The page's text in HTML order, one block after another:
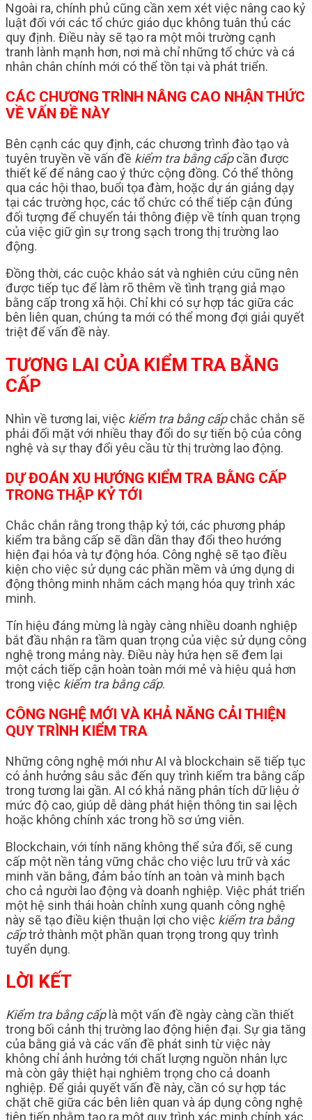
Ngoài ra, chính phủ cũng cần xem xét việc nâng cao kỷ
luật đối với các tổ chức giáo dục không tuân thủ các
quy định. Điều này sẽ tạo ra một môi trường cạnh
tranh lành mạnh hơn, nơi mà chỉ những tổ chức và cá
nhân chân chính mới có thể tồn tại và phát triển.
CÁC CHƯƠNG TRÌNH NÂNG CAO NHẬN THỨC
VỀ VẤN ĐỀ NÀY
Bên cạnh các quy định, các chương trình đào tạo và
tuyên truyền về vấn đề kiểm tra bằng cấpcần được
thiết kế để nâng cao ý thức cộng đồng. Có thể thông
qua các hội thao, buổi tọa đàm, hoặc dự án giảng dạy
tại các trường học, các tổ chức có thể tiếp cận đúng
đối tượng để chuyển tải thông điệp về tính quan trọng
của việc giữ gìn sự trong sạch trong thị trường lao
động.
Đồng thời, các cuộc khảo sát và nghiên cứu cũng nên
được tiếp tục để làm rõ thêm về tình trạng giả mạo
bằng cấp trong xã hội. Chỉ khi có sự hợp tác giữa các
bên liên quan, chúng ta mới có thể mong đợi giải quyết
triệt để vấn đề này.
TƯƠNG LAI CỦA KIỂM TRA BẰNG
CẤP
Nhìn về tương lai, việc kiểm tra bằng cấpchắc chắn sẽ
phải đối mặt với nhiều thay đổi do sự tiến bộ của công
nghệ và sự thay đổi yêu cầu từ thị trường lao động.
DỰ ĐOÁN XU HƯỚNG KIỂM TRA BẰNG CẤP
TRONG THẬP KỶ TỚI
Chắc chắn rằng trong thập kỷ tới, các phương pháp
kiểm tra bằng cấp sẽ dần dần thay đổi theo hướng
hiện đại hóa và tự động hóa. Công nghệ sẽ tạo điều
kiện cho việc sử dụng các phần mềm và ứng dụng di
động thông minh nhằm cách mạng hóa quy trình xác
minh.
Tín hiệu đáng mừng là ngày càng nhiều doanh nghiệp
bắt đầu nhận ra tầm quan trọng của việc sử dụng công
nghệ trong mảng này. Điều này hứa hẹn sẽ đem lại
một cách tiếp cận hoàn toàn mới mẻ và hiệu quả hơn
trong việc kiểm tra bằng cấp.
CÔNG NGHỆ MỚI VÀ KHẢ NĂNG CẢI THIỆN
QUY TRÌNH KIỂM TRA
Những công nghệ mới như AI và blockchain sẽ tiếp tục
có ảnh hưởng sâu sắc đến quy trình kiểm tra bằng cấp
trong tương lai gần. AI có khả năng phân tích dữ liệu ở
mức độ cao, giúp dễ dàng phát hiện thông tin sai lệch
hoặc không chính xác trong hồ sơ ứng viên.
Blockchain, với tính năng không thể sửa đổi, sẽ cung
cấp một nền tảng vững chắc cho việc lưu trữ và xác
minh văn bằng, đảm bảo tính an toàn và minh bạch
cho cả người lao động và doanh nghiệp. Việc phát triển
một hệ sinh thái hoàn chỉnh xung quanh công nghệ
này sẽ tạo điều kiện thuận lợi cho việc kiểm tra bằng
cấptrở thành một phần quan trọng trong quy trình
tuyển dụng.
LỜI KẾT
Kiểm tra bằng cấplà một vấn đề ngày càng cần thiết
trong bối cảnh thị trường lao động hiện đại. Sự gia tăng
của bằng giả và các vấn đề phát sinh từ việc này
không chỉ ảnh hưởng tới chất lượng nguồn nhân lực
mà còn gây thiệt hại nghiêm trọng cho cả doanh
nghiệp. Để giải quyết vấn đề này, cần có sự hợp tác
chặt chẽ giữa các bên liên quan và áp dụng công nghệ
tiên tiến nhằm tạo ra một quy trình xác minh chính xác